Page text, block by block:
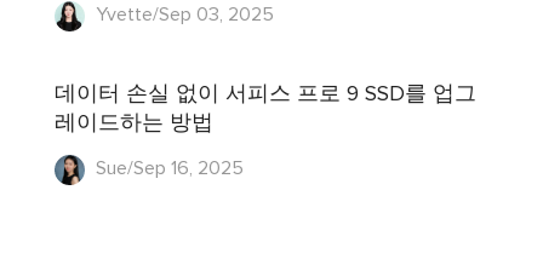
Yvette/Sep 03, 2025
데이터 손실 없이 서피스 프로 9 SSD를 업그
레이드하는 방법
Sue/Sep 16, 2025